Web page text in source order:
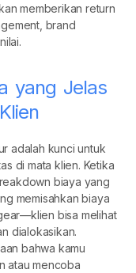
memberikan return
brand
yang Jelas
adalah kunci untuk
di mata klien. Ketika
biaya yang
memisahkan biaya
bisa melihat
dialokasikan.
bahwa kamu
atau mencoba